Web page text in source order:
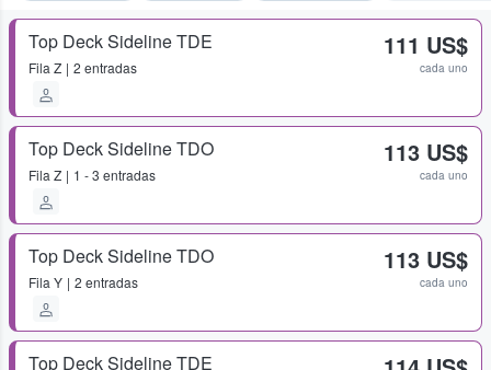
Top Deck Sideline TDE
Fila Z 2 entradas
111 US$
cada uno
Top Deck Sideline TDO
Fila Z 1 - 3 entradas
113 US$
cada uno
Top Deck Sideline TDO
Fila Y 2 entradas
113 US$
cada uno
Top Deck Sideline TDE